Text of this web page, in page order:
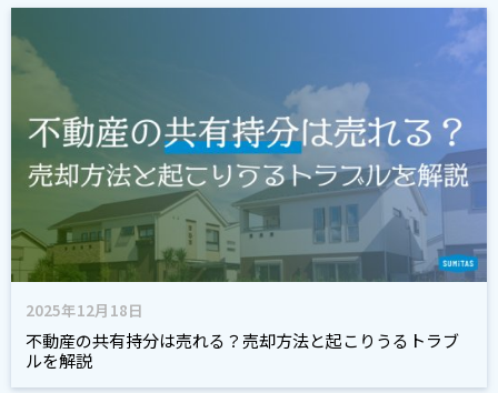
2025年12月18日
不動産の共有持分は売れる？売却方法と起こりうるトラブ
ルを解説